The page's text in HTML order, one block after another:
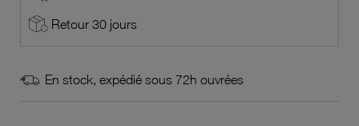
Retour 30 jours
En stock, expédié sous 72h ouvrées